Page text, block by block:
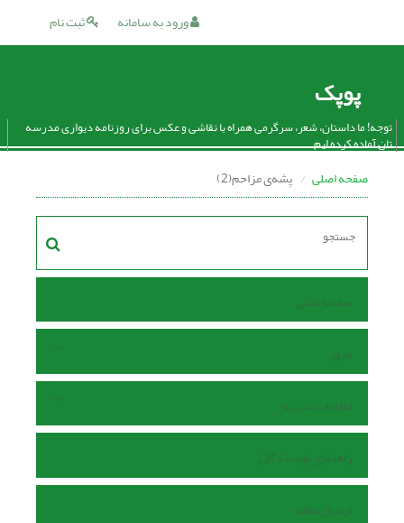
ثبت نام ورود به سامانه
پوپک
توجه! ما داستان، شعر، سرگرمی همراه با نقاشی و عکس برای روزنامه دیواری مدرسه
تان آماده کرده ایم.
صفحه اصلی پشه‌ی مزاحم(2)
صفحه اصلی
مرور
اطلاعات نشریه
راهنمای نویسندگان
ارسال مقاله